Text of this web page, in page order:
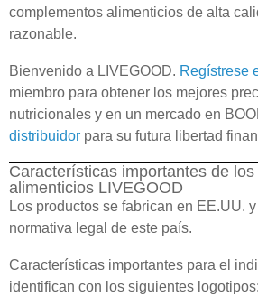
complementos alimenticios de alta
razonable.
Bienvenido a LIVEGOOD. Regístrese
miembro para obtener los mejores
nutricionales y en un mercado en
distribuidor para su futura libertad
Características importantes de
alimenticios LIVEGOOD
Los productos se fabrican en EE.UU.
normativa legal de este país.
Características importantes para el
identifican con los siguientes logotipos: